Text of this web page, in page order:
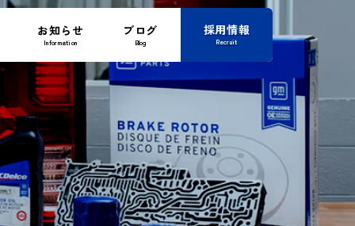
お知らせ
Information
ブログ
Blog
採用情報
Recruit